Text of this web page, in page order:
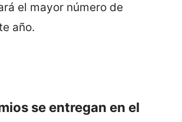
el mayor número de
año.
se entregan en el